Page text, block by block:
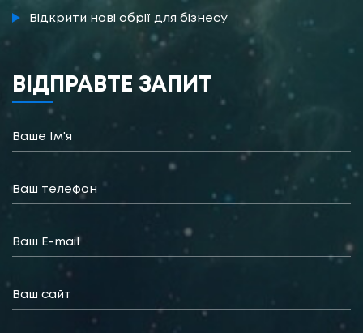
Відкрити нові обрії для бізнесу
ВІДПРАВТЕ ЗАПИТ